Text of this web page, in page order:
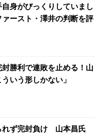
身がびっくりしていまし
ースト・澤井の判断を評
勝利で連敗を止める！山
いう形しかない」
れず完封負け 山本昌氏